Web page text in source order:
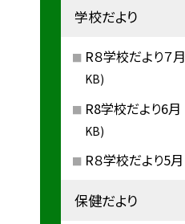
学校だより
R８学校だより７月
KB)
R8学校だより6月
KB)
R８学校だより5月
保健だより